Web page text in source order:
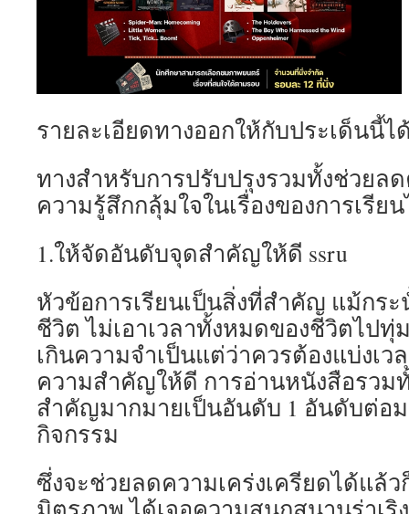
รายละเอียดทางออกให้กับประเด็นนี้ไ
ทางสำหรับการปรับปรุงรวมทั้งช่วยล
ความรู้สึกกลุ้มใจในเรื่องของการเรีย
1.ให้จัดอันดับจุดสำคัญให้ดี ssru
หัวข้อการเรียนเป็นสิ่งที่สำคัญ แม้กร
ชีวิต ไม่เอาเวลาทั้งหมดของชีวิตไปทุ่
เกินความจำเป็นแต่ว่าควรต้องแบ่งเว
ความสำคัญให้ดี การอ่านหนังสือรวม
สำคัญมากมายเป็นอันดับ 1 อันดับต่อ
กิจกรรม
ซึ่งจะช่วยลดความเคร่งเครียดได้แล้